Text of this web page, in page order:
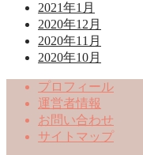
2021年1月
2020年12月
2020年11月
2020年10月
プロフィール
運営者情報
お問い合わせ
サイトマップ